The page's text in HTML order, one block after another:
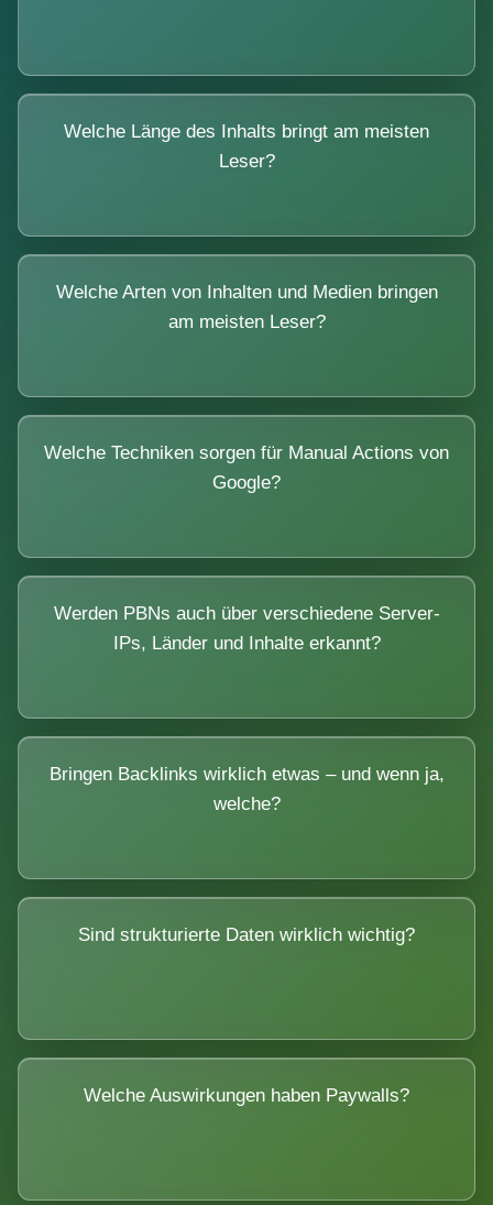
Welche Länge des Inhalts bringt am meisten
Leser?
Welche Arten von Inhalten und Medien bringen
am meisten Leser?
Welche Techniken sorgen für Manual Actions von
Google?
Werden PBNs auch über verschiedene Server-
IPs, Länder und Inhalte erkannt?
Bringen Backlinks wirklich etwas – und wenn ja,
welche?
Sind strukturierte Daten wirklich wichtig?
Welche Auswirkungen haben Paywalls?